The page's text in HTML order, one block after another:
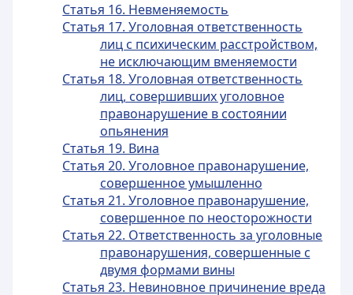
Статья 16. Невменяемость
Статья 17. Уголовная ответственность
лиц с психическим расстройством,
не исключающим вменяемости
Статья 18. Уголовная ответственность
лиц, совершивших уголовное
правонарушение в состоянии
опьянения
Статья 19. Вина
Статья 20. Уголовное правонарушение,
совершенное умышленно
Статья 21. Уголовное правонарушение,
совершенное по неосторожности
Статья 22. Ответственность за уголовные
правонарушения, совершенные с
двумя формами вины
Статья 23. Невиновное причинение вреда